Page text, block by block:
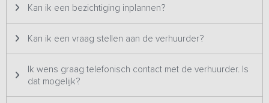
Kan ik een bezichtiging inplannen?
Kan ik een vraag stellen aan de verhuurder?
Ik wens graag telefonisch contact met de verhuurder. Is
dat mogelijk?